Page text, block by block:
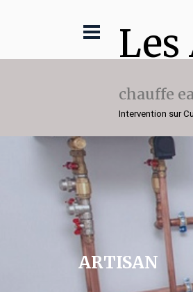
chauffe
Intervention sur
ARTISAN